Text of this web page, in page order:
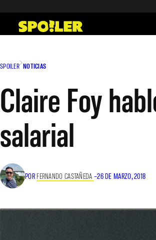
contenido
SPOILER NOTICIAS
Claire Foy
salarial
POR FERNANDO CASTAÑEDA –26 DE MARZO, 2018